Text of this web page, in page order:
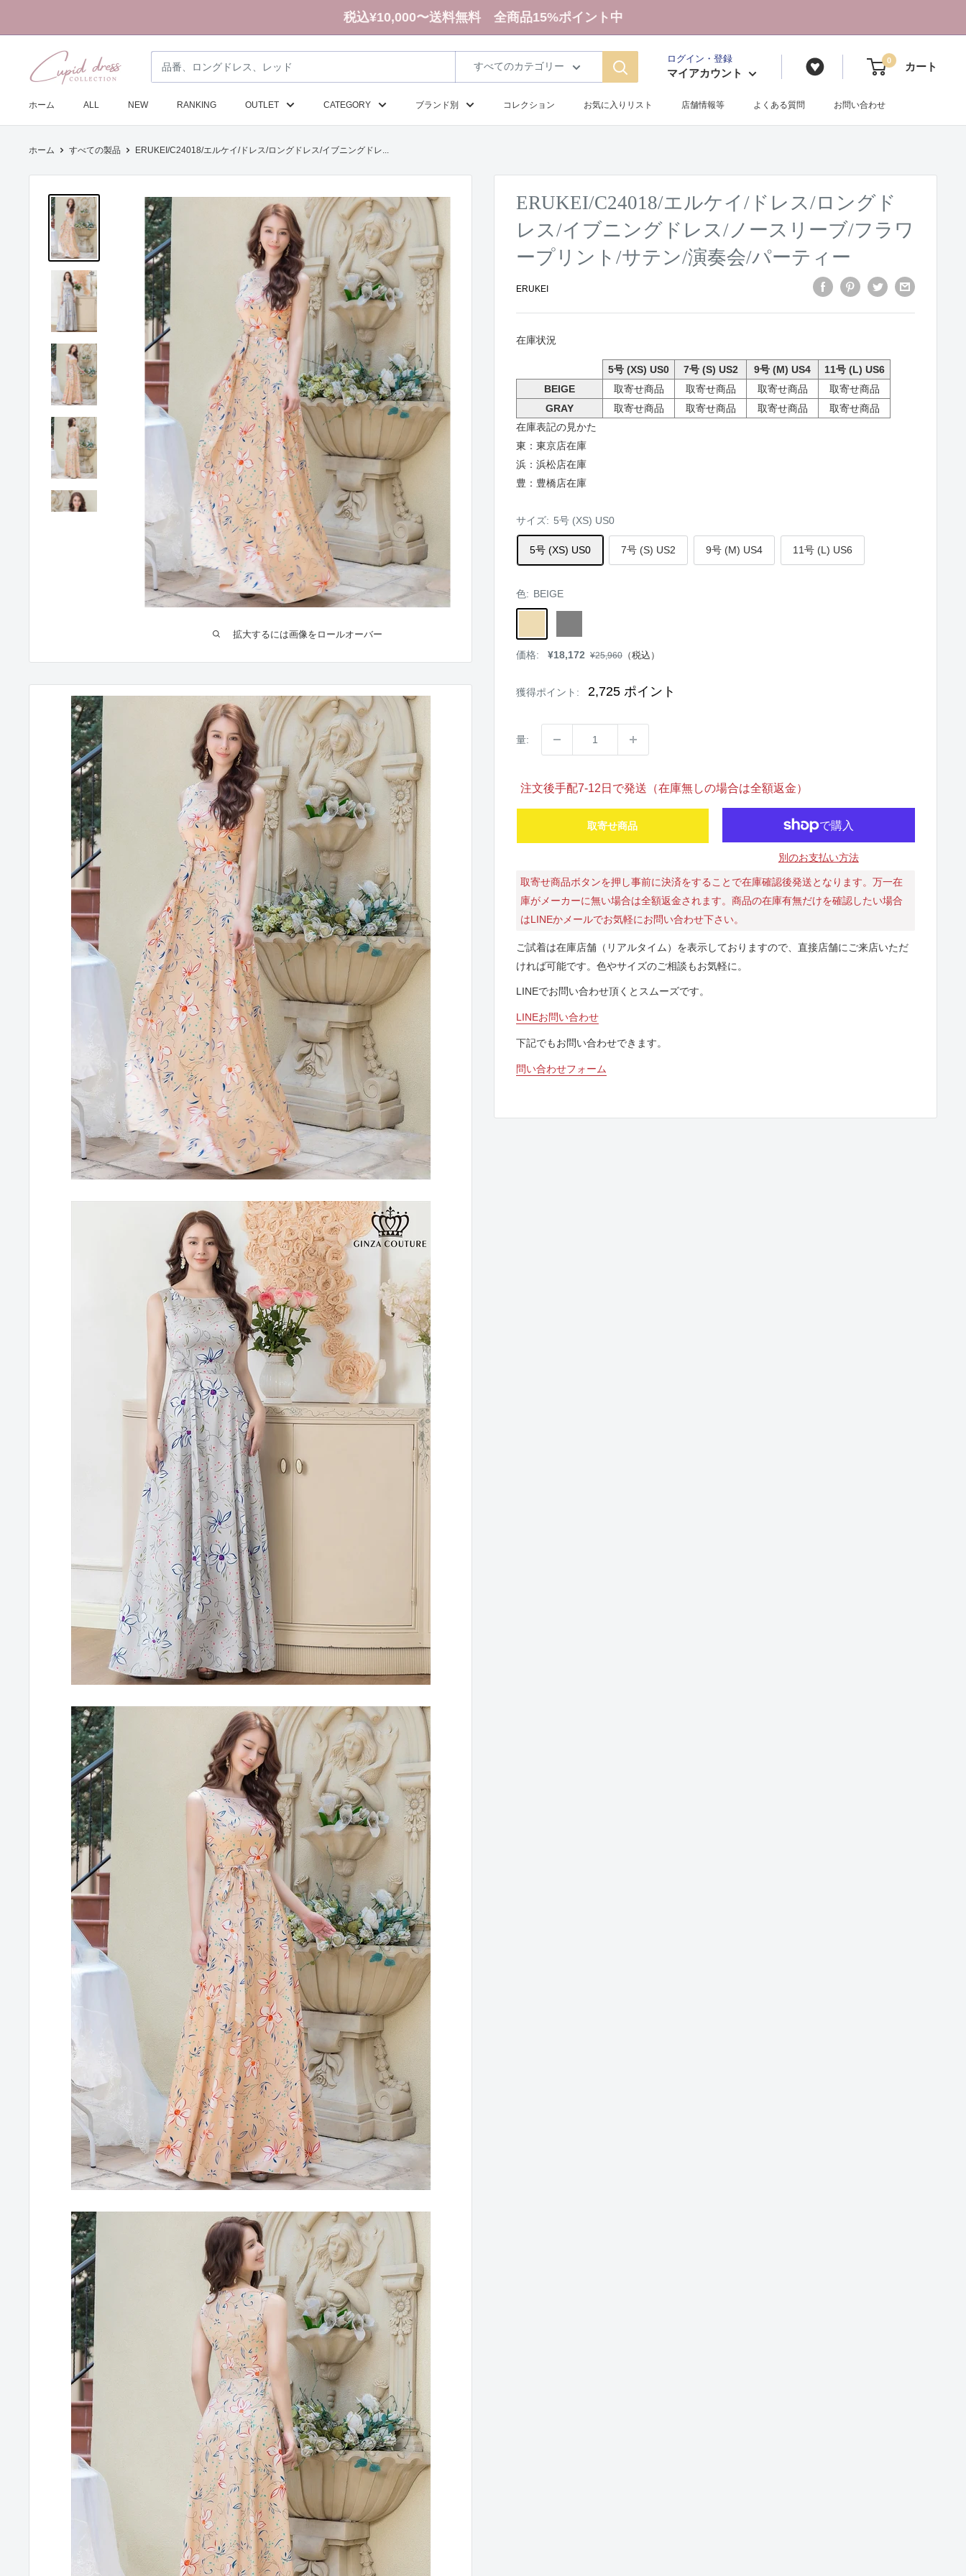
税込¥10,000〜送料無料 全商品15%ポイント中
ピ
ス
すべてのカテゴリー
ログイン・登録
マイアカウント
0 カート
ホーム ALL NEW RANKING OUTLET CATEGORY ブランド別 コレクション お気に入りリスト 店舗情報等 よくある質問 お問い合わせ
ホーム すべての製品 ERUKEI/C24018/エルケイ/ドレス/ロングドレス/イブニングドレ...
拡大するには画像をロールオーバー
ERUKEI/C24018/エルケイ/ドレス/ロングド
レス/イブニングドレス/ノースリーブ/フラワ
ープリント/サテン/演奏会/パーティー
ERUKEI
在庫状況
5号 (XS) US0 7号 (S) US2 9号 (M) US4
11号 (L) US6
BEIGE
取寄せ商品 取寄せ商品 取寄せ商品
取寄せ商品
GRAY
取寄せ商品 取寄せ商品 取寄せ商品
取寄せ商品
在庫表記の見かた
東：東京店在庫
浜：浜松店在庫
豊：豊橋店在庫
サイズ: 5号 (XS) US0
5号 (XS) US0 7号 (S) US2 9号 (M) US4 11号 (L) US6
色: BEIGE
価格:
販
¥18,172 通
¥25,960 （税込）
獲得ポイント: 2,725 ポイント
量:
注文後手配7-12日で発送（在庫無しの場合は全額返金）
取寄せ商品
別のお支払い方法
取寄せ商品ボタンを押し事前に決済をすることで在庫確認後発送となります。万一在
庫がメーカーに無い場合は全額返金されます。商品の在庫有無だけを確認したい場合
はLINEかメールでお気軽にお問い合わせ下さい。
ご試着は在庫店舗（リアルタイム）を表示しておりますので、直接店舗にご来店いただ
ければ可能です。色やサイズのご相談もお気軽に。
LINEでお問い合わせ頂くとスムーズです。
LINEお問い合わせ
下記でもお問い合わせできます。
問い合わせフォーム